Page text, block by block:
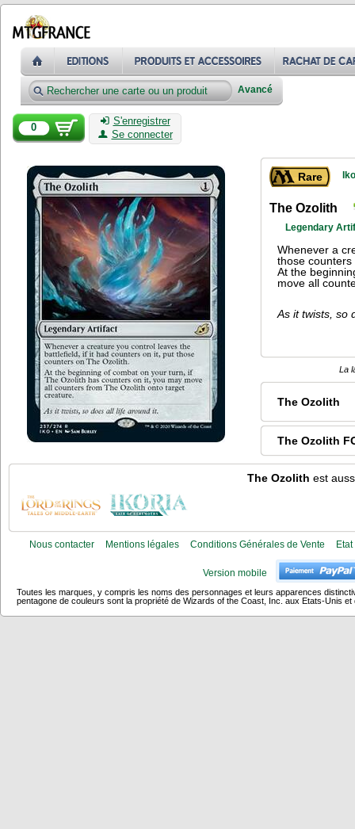
Avancé
0
S'enregistrer
Se connecter
Rare
The Ozolith
Legendary
Whenever a
those
At the
move all
As it twists, so
La
The Ozolith
The Ozolith
The Ozolith est
Nous contacter Mentions légales Conditions Générales de Vente
Version mobile
Toutes les marques, y compris les noms des personnages et leurs apparences
pentagone de couleurs sont la propriété de Wizards of the Coast, Inc. aux Etats-Unis